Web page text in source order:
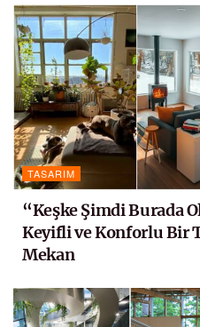
TASARIM
“Keşke Şimdi Burada
Keyifli ve Konforlu Bir
Mekan